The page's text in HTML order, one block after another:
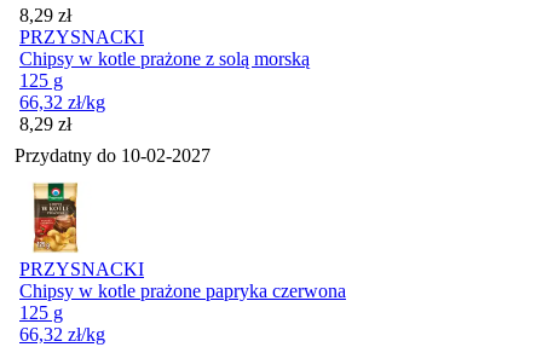
Cena
8,29 zł
PRZYSNACKI
Chipsy w kotle prażone z solą morską
125 g
66,32 zł/kg
Cena
8,29 zł
Przydatny do 10-02-2027
PRZYSNACKI
Chipsy w kotle prażone papryka czerwona
125 g
66,32 zł/kg